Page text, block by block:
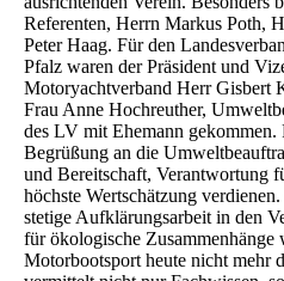
Referenten, Herrn Markus Poth,
Peter Haag. Für den
Pfalz waren der Präsident und
Motoryachtverband Herr Gisbert
Frau Anne Hochreuther,
des LV mit Ehemann
Begrüßung an die
und Bereitschaft, Verantwortung
höchste Wertschätzung
stetige Aufklärungsarbeit in den
für ökologische Zusammenhänge
Motorbootsport heute nicht mehr